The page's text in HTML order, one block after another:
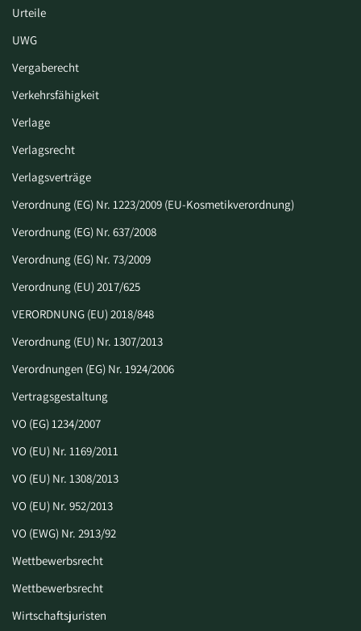
Urteile
UWG
Vergaberecht
Verkehrsfähigkeit
Verlage
Verlagsrecht
Verlagsverträge
Verordnung (EG) Nr. 1223/2009 (EU-Kosmetikverordnung)
Verordnung (EG) Nr. 637/2008
Verordnung (EG) Nr. 73/2009
Verordnung (EU) 2017/625
VERORDNUNG (EU) 2018/848
Verordnung (EU) Nr. 1307/2013
Verordnungen (EG) Nr. 1924/2006
Vertragsgestaltung
VO (EG) 1234/2007
VO (EU) Nr. 1169/2011
VO (EU) Nr. 1308/2013
VO (EU) Nr. 952/2013
VO (EWG) Nr. 2913/92
Wettbewerbsrecht
Wettbewerbsrecht
Wirtschaftsjuristen